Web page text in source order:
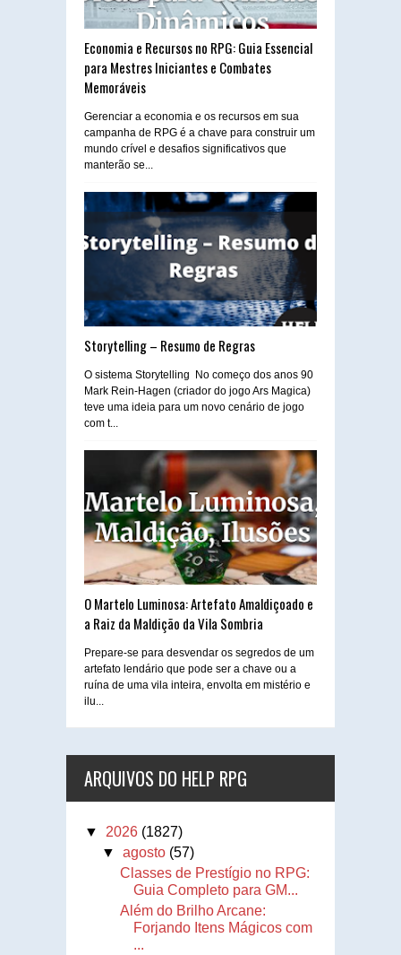
Economia e Recursos no RPG: Guia Essencial
para Mestres Iniciantes e Combates
Memoráveis
Gerenciar a economia e os recursos em sua
campanha de RPG é a chave para construir um
mundo crível e desafios significativos que
manterão se...
Storytelling – Resumo de Regras
O sistema Storytelling No começo dos anos 90
Mark Rein-Hagen (criador do jogo Ars Magica)
teve uma ideia para um novo cenário de jogo
com t...
O Martelo Luminosa: Artefato Amaldiçoado e
a Raiz da Maldição da Vila Sombria
Prepare-se para desvendar os segredos de um
artefato lendário que pode ser a chave ou a
ruína de uma vila inteira, envolta em mistério e
ilu...
ARQUIVOS DO HELP RPG
▼ 2026 (1827)
▼agosto (57)
Classes de Prestígio no RPG:
Guia Completo para GM...
Além do Brilho Arcane:
Forjando Itens Mágicos com
...